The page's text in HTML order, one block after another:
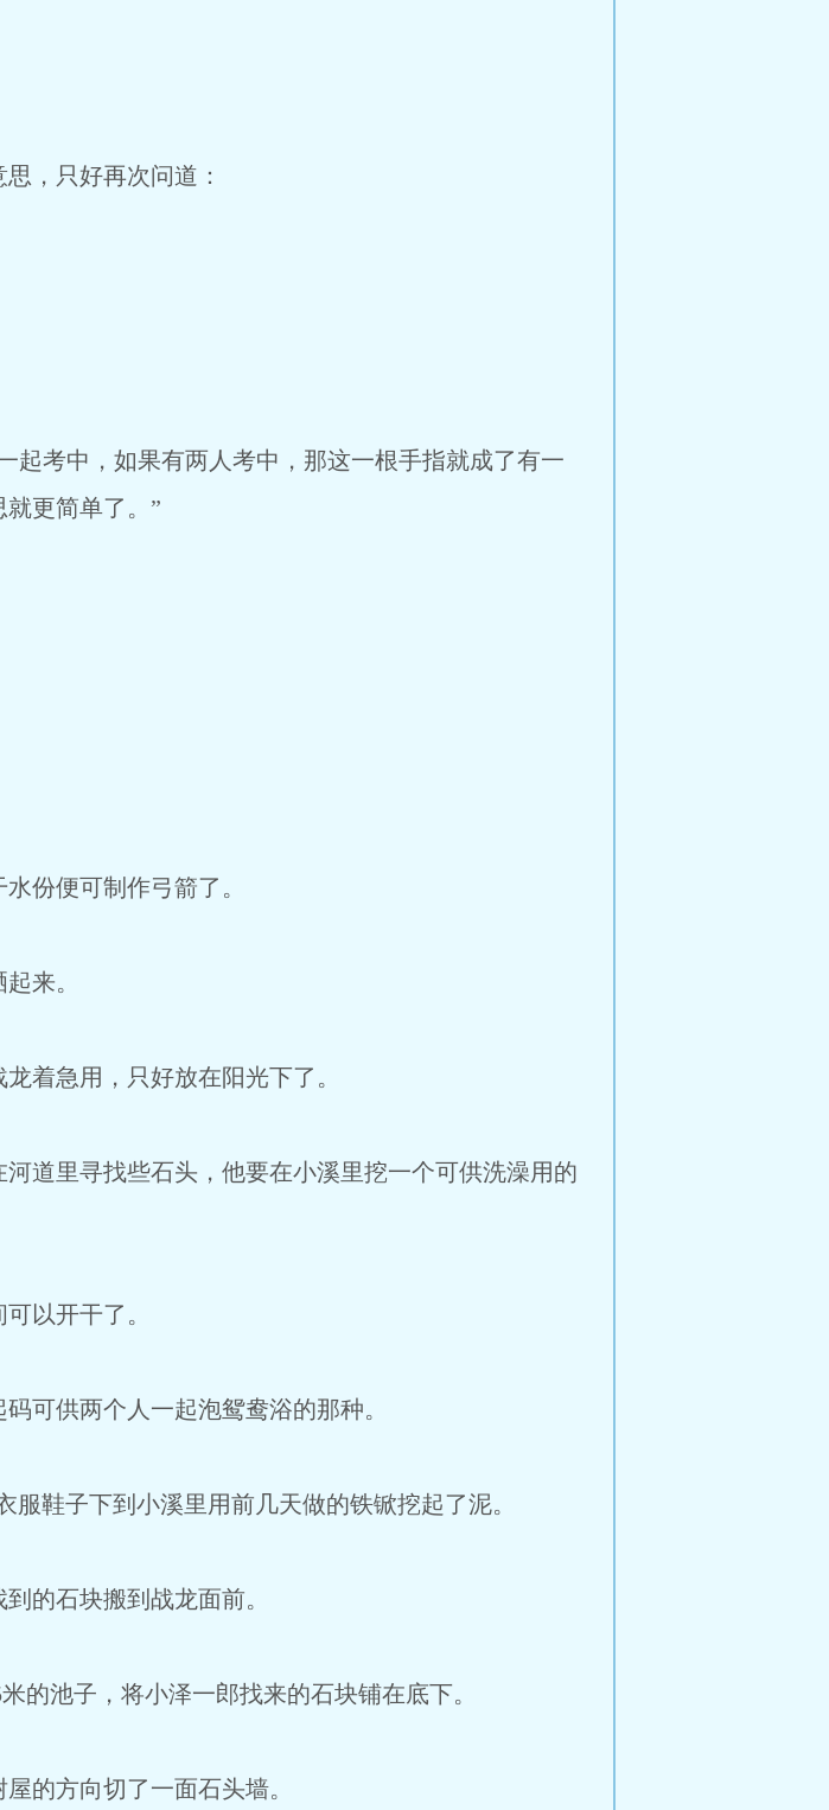
，只好再次问道：
起考中，如果有两人考中，那这一根手指就成了有一
更简单了。”
份便可制作弓箭了。
来。
着急用，只好放在阳光下了。
道里寻找些石头，他要在小溪里挖一个可供洗澡用的
以开干了。
可供两个人一起泡鸳鸯浴的那种。
鞋子下到小溪里用前几天做的铁锨挖起了泥。
的石块搬到战龙面前。
的池子，将小泽一郎找来的石块铺在底下。
的方向切了一面石头墙。